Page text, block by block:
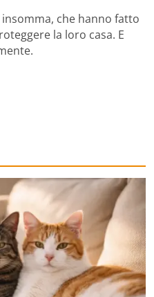
che hanno fatto
la loro casa. E